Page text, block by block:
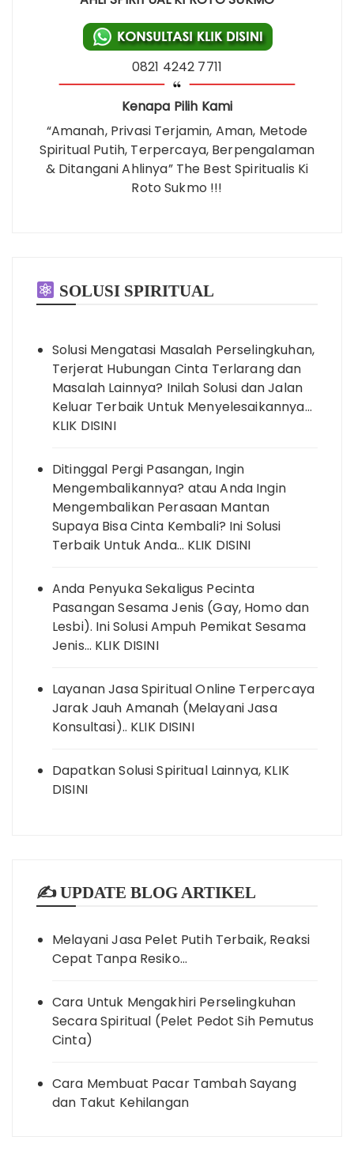
0821 4242 7711
Kenapa Pilih Kami
“Amanah, Privasi Terjamin, Aman, Metode
Spiritual Putih, Terpercaya, Berpengalaman
& Ditangani Ahlinya” The Best Spiritualis Ki
Roto Sukmo !!!
SOLUSI SPIRITUAL
Solusi Mengatasi Masalah Perselingkuhan,
Terjerat Hubungan Cinta Terlarang dan
Masalah Lainnya? Inilah Solusi dan Jalan
Keluar Terbaik Untuk Menyelesaikannya…
KLIK DISINI
Ditinggal Pergi Pasangan, Ingin
Mengembalikannya? atau Anda Ingin
Mengembalikan Perasaan Mantan
Supaya Bisa Cinta Kembali? Ini Solusi
Terbaik Untuk Anda… KLIK DISINI
Anda Penyuka Sekaligus Pecinta
Pasangan Sesama Jenis (Gay, Homo dan
Lesbi). Ini Solusi Ampuh Pemikat Sesama
Jenis… KLIK DISINI
Layanan Jasa Spiritual Online Terpercaya
Jarak Jauh Amanah (Melayani Jasa
Konsultasi).. KLIK DISINI
Dapatkan Solusi Spiritual Lainnya, KLIK
DISINI
✍️ UPDATE BLOG ARTIKEL
Melayani Jasa Pelet Putih Terbaik, Reaksi
Cepat Tanpa Resiko…
Cara Untuk Mengakhiri Perselingkuhan
Secara Spiritual (Pelet Pedot Sih Pemutus
Cinta)
Cara Membuat Pacar Tambah Sayang
dan Takut Kehilangan